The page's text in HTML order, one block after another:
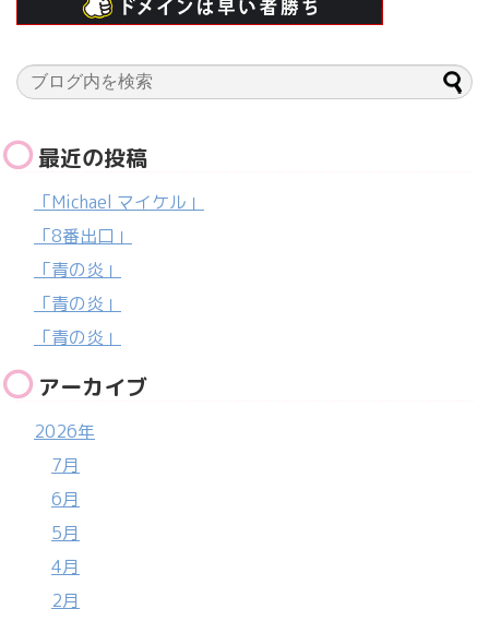
最近の投稿
「Michael マイケル」
「8番出口」
「青の炎」
「青の炎」
「青の炎」
アーカイブ
2026年
7月
6月
5月
4月
2月